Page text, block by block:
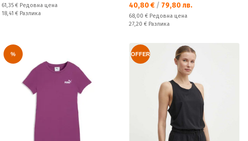
Редовна цена:
61,35 € Редовна цена
Спестявате:
18,41 € Разлика
Текуща цена:
40,80 € / 79,80 лв.
Редовна цена:
68,00 € Редовна цена
Спестявате:
27,20 € Разлика
% OFFER